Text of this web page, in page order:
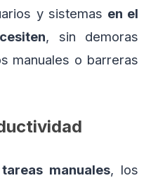
y sistemas en el
, sin demoras
manuales o barreras
manuales, los